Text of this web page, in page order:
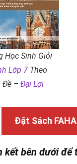
Học Sinh Giỏi
Lớp 7 Theo
Đề –Đại Lợi
Đặt Sách
kết bên dưới để